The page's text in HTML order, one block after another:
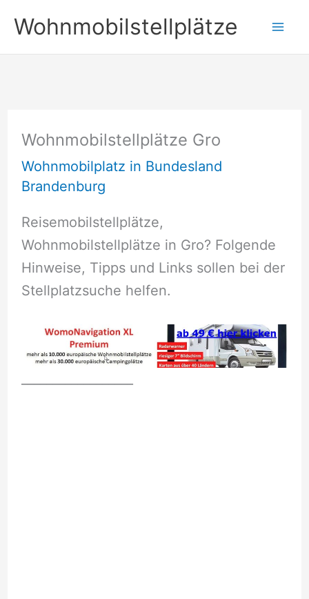
Inhalt
springen
Wohnmobilstellplätze
Wohnmobilstellplätze Gro
Wohnmobilplatz in Bundesland
Brandenburg
Reisemobilstellplätze,
Wohnmobilstellplätze in Gro? Folgende
Hinweise, Tipps und Links sollen bei der
Stellplatzsuche helfen.